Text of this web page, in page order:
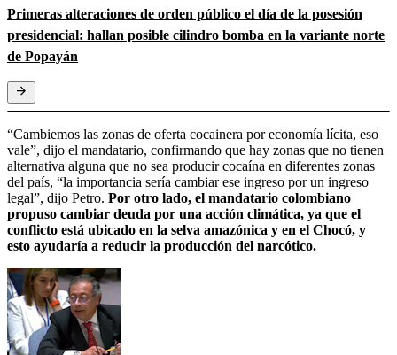
Primeras alteraciones de orden público el día de la posesión
presidencial: hallan posible cilindro bomba en la variante norte
de Popayán
“Cambiemos las zonas de oferta cocainera por economía lícita, eso
vale”, dijo el mandatario, confirmando que hay zonas que no tienen
alternativa alguna que no sea producir cocaína en diferentes zonas
del país, “la importancia sería cambiar ese ingreso por un ingreso
legal”, dijo Petro. Por otro lado, el mandatario colombiano
propuso cambiar deuda por una acción climática, ya que el
conflicto está ubicado en la selva amazónica y en el Chocó, y
esto ayudaría a reducir la producción del narcótico.